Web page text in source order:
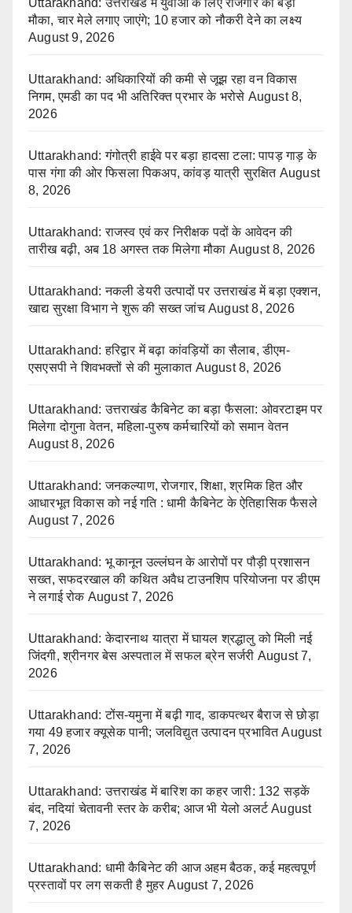
मौका, चार मेले लगाए जाएंगे; 10 हजार को नौकरी देने का लक्ष्य
August 9, 2026
Uttarakhand: अधिकारियों की कमी से जूझ रहा वन विकास
निगम, एमडी का पद भी अतिरिक्त प्रभार के भरोसे August 8,
2026
Uttarakhand: गंगोत्री हाईवे पर बड़ा हादसा टला: पापड़ गाड़ के
पास गंगा की ओर फिसला पिकअप, कांवड़ यात्री सुरक्षित August
8, 2026
Uttarakhand: राजस्व एवं कर निरीक्षक पदों के आवेदन की
तारीख बढ़ी, अब 18 अगस्त तक मिलेगा मौका August 8, 2026
Uttarakhand: नकली डेयरी उत्पादों पर उत्तराखंड में बड़ा एक्शन,
खाद्य सुरक्षा विभाग ने शुरू की सख्त जांच August 8, 2026
Uttarakhand: हरिद्वार में बढ़ा कांवड़ियों का सैलाब, डीएम-
एसएसपी ने शिवभक्तों से की मुलाकात August 8, 2026
Uttarakhand: उत्तराखंड कैबिनेट का बड़ा फैसला: ओवरटाइम पर
मिलेगा दोगुना वेतन, महिला-पुरुष कर्मचारियों को समान वेतन
August 8, 2026
Uttarakhand: जनकल्याण, रोजगार, शिक्षा, श्रमिक हित और
आधारभूत विकास को नई गति : धामी कैबिनेट के ऐतिहासिक फैसले
August 7, 2026
Uttarakhand: भू कानून उल्लंघन के आरोपों पर पौड़ी प्रशासन
सख्त, सफदरखाल की कथित अवैध टाउनशिप परियोजना पर डीएम
ने लगाई रोक August 7, 2026
Uttarakhand: केदारनाथ यात्रा में घायल श्रद्धालु को मिली नई
जिंदगी, श्रीनगर बेस अस्पताल में सफल ब्रेन सर्जरी August 7,
2026
Uttarakhand: टोंस-यमुना में बढ़ी गाद, डाकपत्थर बैराज से छोड़ा
गया 49 हजार क्यूसेक पानी; जलविद्युत उत्पादन प्रभावित August
7, 2026
Uttarakhand: उत्तराखंड में बारिश का कहर जारी: 132 सड़कें
बंद, नदियां चेतावनी स्तर के करीब; आज भी येलो अलर्ट August
7, 2026
Uttarakhand: धामी कैबिनेट की आज अहम बैठक, कई महत्वपूर्ण
प्रस्तावों पर लग सकती है मुहर August 7, 2026